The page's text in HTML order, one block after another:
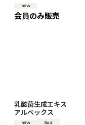
会員のみ販売
乳酸菌生成エキス
アルベックス